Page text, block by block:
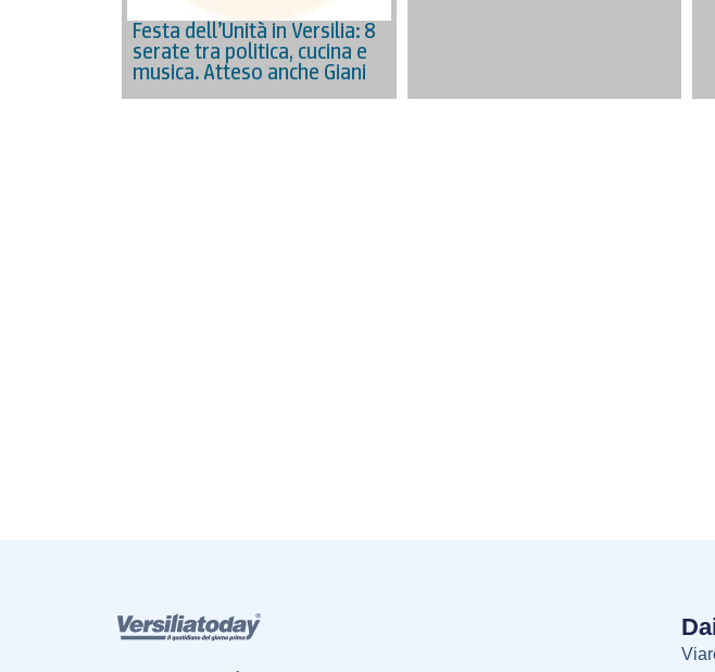
Festa dell’Unità in Versilia: 8
serate tra politica, cucina e
musica. Atteso anche Giani